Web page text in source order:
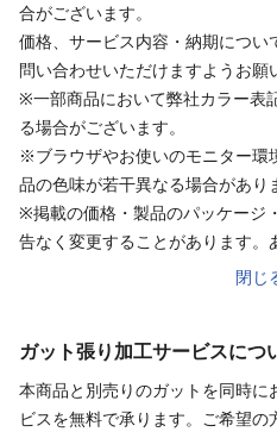
合がございます。
価格、サービス内容・納期につい
問い合わせいただけますようお願
※一部商品において弊社カラー表
る場合がございます。
※ブラウザやお使いのモニター環
品の色味が若干異なる場合があり
※掲載の価格・製品のパッケージ
告なく変更することがあります。
閉じ
ガット張り加工サービスにつ
本商品と別売りのガット を同時に
ビスを無料で承ります。ご希望